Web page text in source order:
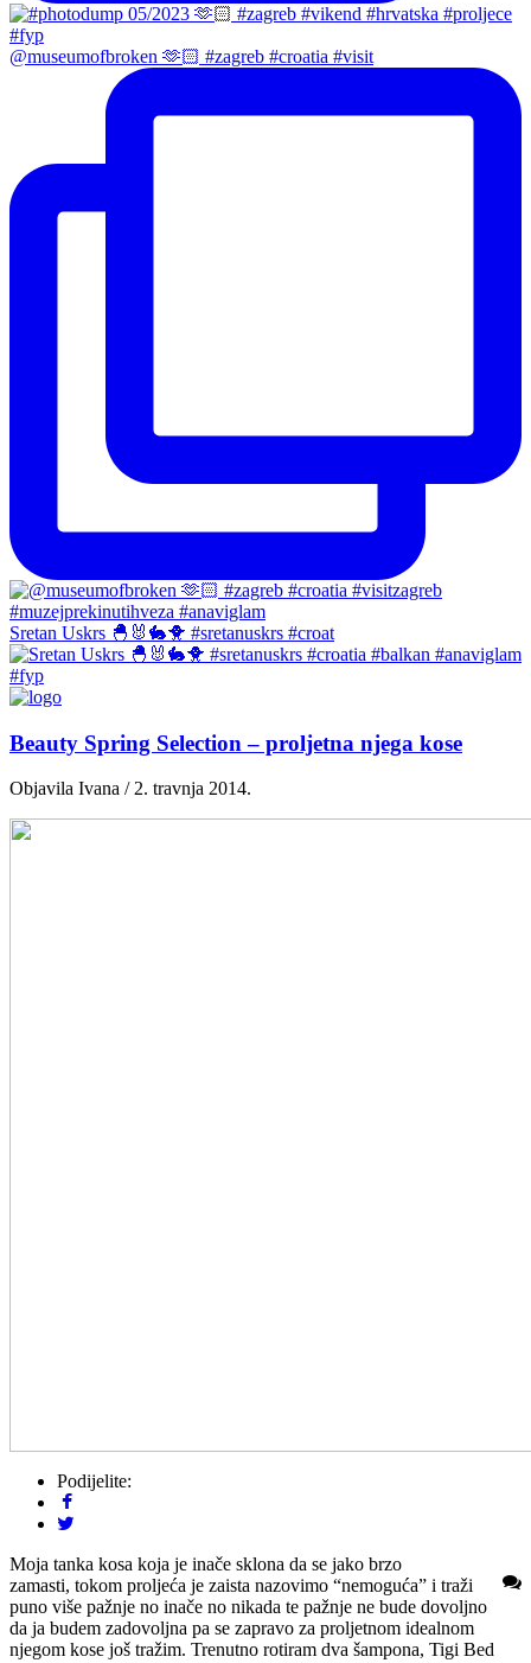
@museumofbroken 🫶🏻 #zagreb #croatia #visit
Sretan Uskrs 🐣🐰🐇🐥 #sretanuskrs #croat
Beauty Spring Selection – proljetna njega kose
Objavila Ivana / 2. travnja 2014.
Podijelite:
Moja tanka kosa koja je inače sklona da se jako brzo
zamasti, tokom proljeća je zaista nazovimo “nemoguća” i traži
puno više pažnje no inače no nikada te pažnje ne bude dovoljno
da ja budem zadovoljna pa se zapravo za proljetnom idealnom
njegom kose još tražim. Trenutno rotiram dva šampona, Tigi Bed